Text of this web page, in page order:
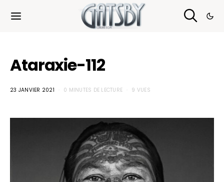
Ataraxie-112
23 JANVIER 2021 0 MINUTES DE LECTURE 9 VUES
Cookies management panel